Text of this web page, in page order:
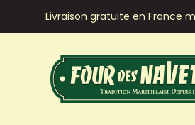
Livraison gratuite en France